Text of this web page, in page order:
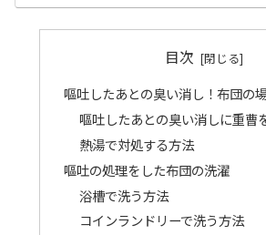
目次
嘔吐したあとの臭い消し！布団の
嘔吐したあとの臭い消しに重曹
熱湯で対処する方法
嘔吐の処理をした布団の洗濯
浴槽で洗う方法
コインランドリーで洗う方法